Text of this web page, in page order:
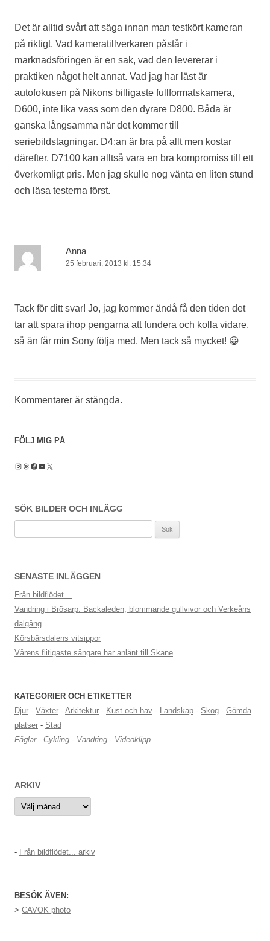
Det är alltid svårt att säga innan man testkört kameran
på riktigt. Vad kameratillverkaren påstår i
marknadsföringen är en sak, vad den levererar i
praktiken något helt annat. Vad jag har läst är
autofokusen på Nikons billigaste fullformatskamera,
D600, inte lika vass som den dyrare D800. Båda är
ganska långsamma när det kommer till
seriebildstagningar. D4:an är bra på allt men kostar
därefter. D7100 kan alltså vara en bra kompromiss till ett
överkomligt pris. Men jag skulle nog vänta en liten stund
och läsa testerna först.
Anna
25 februari, 2013 kl. 15:34
Tack för ditt svar! Jo, jag kommer ändå få den tiden det
tar att spara ihop pengarna att fundera och kolla vidare,
så än får min Sony följa med. Men tack så mycket! 😀
Kommentarer är stängda.
FÖLJ MIG PÅ
Instagram
Threads
Facebook
YouTube
X
SÖK BILDER OCH INLÄGG
SENASTE INLÄGGEN
Från bildflödet…
Vandring i Brösarp: Backaleden, blommande gullvivor och Verkeåns
dalgång
Körsbärsdalens vitsippor
Vårens flitigaste sångare har anlänt till Skåne
KATEGORIER OCH ETIKETTER
Djur - Växter - Arkitektur - Kust och hav - Landskap - Skog - Gömda
platser - Stad
Fåglar- Cykling - Vandring - Videoklipp
ARKIV
Arkiv
- Från bildflödet... arkiv
BESÖK ÄVEN:
> CAVOK photo